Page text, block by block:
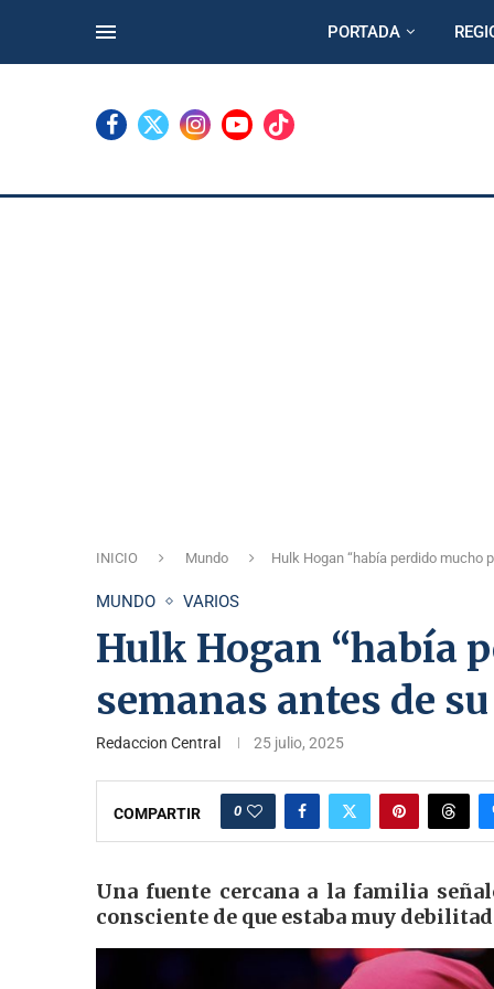
PORTADA
INICIO Mundo Hulk Hogan “había perdido mucho
MUNDO VARIOS
Hulk Hogan “había
semanas antes de
Redaccion Central 25 julio, 2025
COMPARTIR 0
Una fuente cercana a la familia
consciente de que estaba muy